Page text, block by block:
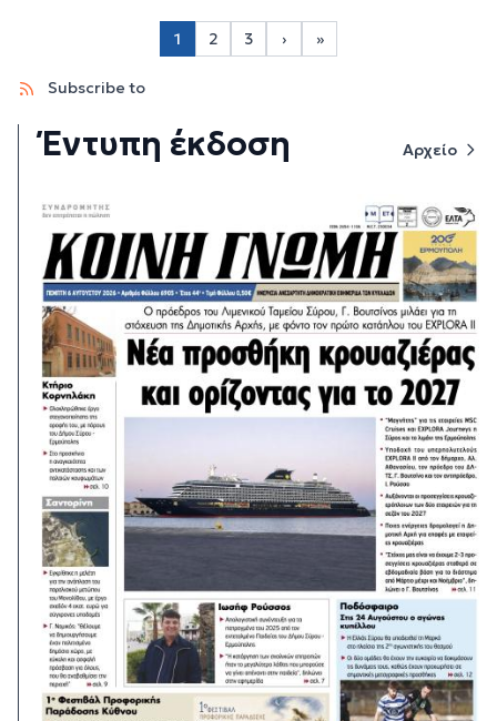
Σελιδοποίηση
1 Page 2
2 Page 3
3
Next page
›
Last page
»
Subscribe to
Έντυπη έκδοση Αρχείο